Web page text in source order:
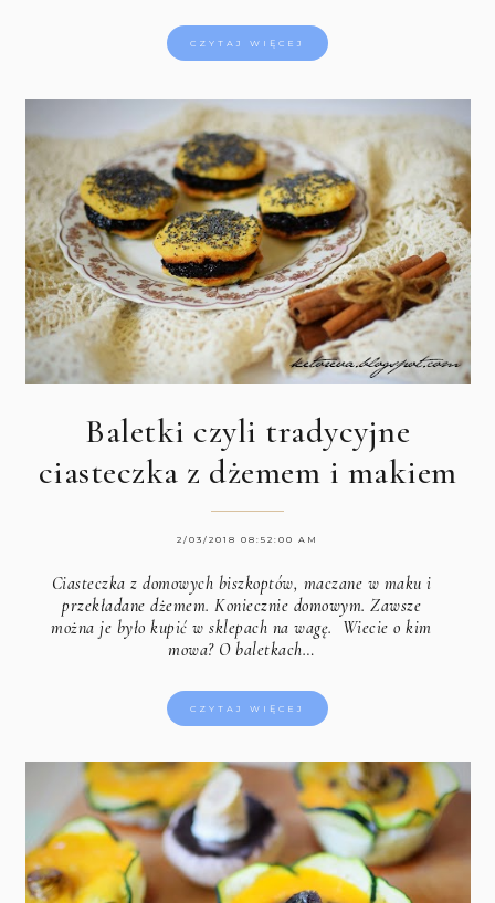
CZYTAJ WIĘCEJ
Baletki czyli tradycyjne
ciasteczka z dżemem i makiem
2/03/2018 08:52:00 AM
Ciasteczka z domowych biszkoptów, maczane w maku i
przekładane dżemem. Koniecznie domowym. Zawsze
można je było kupić w sklepach na wagę. Wiecie o kim
mowa? O baletkach…
CZYTAJ WIĘCEJ